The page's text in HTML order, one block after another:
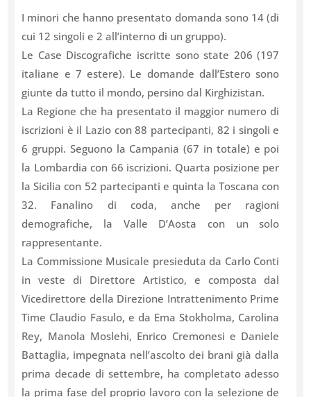
I minori che hanno presentato domanda sono 14 (di
cui 12 singoli e 2 all’interno di un gruppo).
Le Case Discografiche iscritte sono state 206 (197
italiane e 7 estere). Le domande dall’Estero sono
giunte da tutto il mondo, persino dal Kirghizistan.
La Regione che ha presentato il maggior numero di
iscrizioni è il Lazio con 88 partecipanti, 82 i singoli e
6 gruppi. Seguono la Campania (67 in totale) e poi
la Lombardia con 66 iscrizioni. Quarta posizione per
la Sicilia con 52 partecipanti e quinta la Toscana con
32. Fanalino di coda, anche per ragioni
demografiche, la Valle D’Aosta con un solo
rappresentante.
La Commissione Musicale presieduta da Carlo Conti
in veste di Direttore Artistico, e composta dal
Vicedirettore della Direzione Intrattenimento Prime
Time Claudio Fasulo, e da Ema Stokholma, Carolina
Rey, Manola Moslehi, Enrico Cremonesi e Daniele
Battaglia, impegnata nell’ascolto dei brani già dalla
prima decade di settembre, ha completato adesso
la prima fase del proprio lavoro con la selezione de